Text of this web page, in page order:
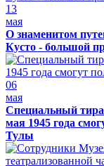
13
мая
О знаменитом
Кусто - большой
06
мая
Специальный
мая 1945 года
Тулы